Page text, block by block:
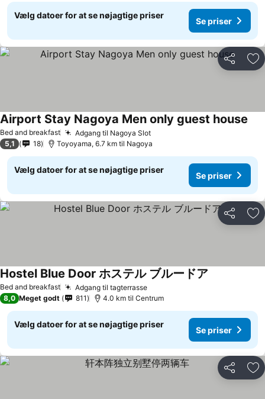
Vælg datoer for at se nøjagtige priser
Se priser
Del
Bed and breakfast Adgang til Nagoya SlotSe priser
Airport Stay Nagoya Men only guest house
5,1 18 Toyoyama, 6.7 km til Nagoya
Vælg datoer for at se nøjagtige priser
Se priser
Del
Bed and breakfast Adgang til tagterrasseSe priser
Hostel Blue Door ホステル ブルードア
8,0 Meget godt 811 4.0 km til Centrum
Vælg datoer for at se nøjagtige priser
Se priser
Del